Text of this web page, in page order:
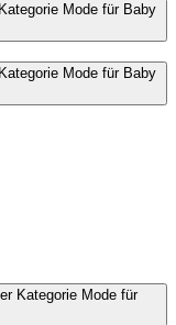
Mode für Baby
Mode für Baby
Kategorie Mode für